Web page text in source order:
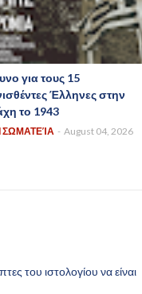
για τους 15
Έλληνες στην
το 1943
ΣΩΜΑΤΕΊΑ - August 04, 2026
του ιστολογίου να είναι